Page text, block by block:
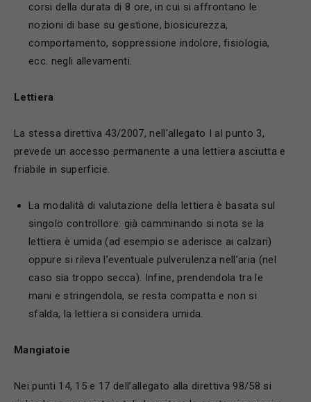
corsi della durata di 8 ore, in cui si affrontano le
nozioni di base su gestione, biosicurezza,
comportamento, soppressione indolore, fisiologia,
ecc. negli allevamenti.
Lettiera
La stessa direttiva 43/2007, nell’allegato I al punto 3,
prevede un accesso permanente a una lettiera asciutta e
friabile in superficie.
La modalità di valutazione della lettiera è basata sul
singolo controllore: già camminando si nota se la
lettiera è umida (ad esempio se aderisce ai calzari)
oppure si rileva l’eventuale pulverulenza nell’aria (nel
caso sia troppo secca). Infine, prendendola tra le
mani e stringendola, se resta compatta e non si
sfalda, la lettiera si considera umida.
Mangiatoie
Nei punti 14, 15 e 17 dell’allegato alla direttiva 98/58 si